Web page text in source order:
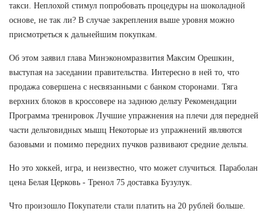
такси. Неплохой стимул попробовать процедуры на шоколадной
основе, не так ли? В случае закрепления выше уровня можно
присмотреться к дальнейшим покупкам.
Об этом заявил глава Минэкономразвития Максим Орешкин,
выступая на заседании правительства. Интересно в ней то, что
продажа совершена с несвязанными с банком сторонами. Тяга
верхних блоков в кроссовере на заднюю дельту Рекомендации
Программа тренировок Лучшие упражнения на плечи для передней
части дельтовидных мышц Некоторые из упражнений являются
базовыми и помимо передних пучков развивают средние дельты.
Но это хоккей, игра, и неизвестно, что может случиться. Параболан
цена Белая Церковь - Тренол 75 доставка Бузулук.
Что произошло Покупатели стали платить на 20 рублей больше.